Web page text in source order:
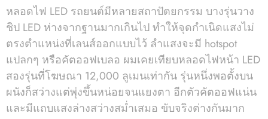
หลอดไฟ LED รถยนต์มีหลายสถาปัตยกรรม บางรุ่นวาง
ชิป LED ห่างจากฐานมากเกินไป ทำให้จุดกำเนิดแสงไม่
ตรงตำแหน่งที่เลนส์ออกแบบไว้ ลำแสงจะมี hotspot
แปลกๆ หรือคัตออฟเบลอ ผมเคยเทียบหลอดไฟหน้า LED
สองรุ่นที่โฆษณา 12,000 ลูเมนเท่ากัน รุ่นหนึ่งพอตั้งบน
ผนังก็สว่างแต่พุ่งขึ้นหน่อยจนแยงตา อีกตัวคัตออฟแน่น
และมีแถบแสงล่างสว่างสม่ำเสมอ ขับจริงต่างกันมาก